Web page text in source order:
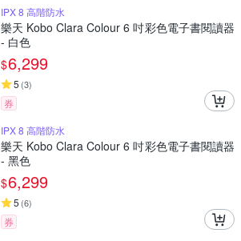
IPX 8 高階防水
樂天 Kobo Clara Colour 6 吋彩色電子書閱讀器
- 白色
$6,299
5 (3)
券
IPX 8 高階防水
樂天 Kobo Clara Colour 6 吋彩色電子書閱讀器
- 黑色
$6,299
5 (6)
券